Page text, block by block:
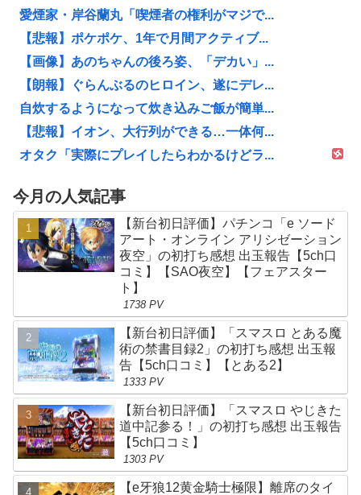
愛煙家・岸谷蘭丸「喫煙者の権利がマジで...
【悲報】ポケポケ、1年で月間アクティブ...
【画像】あのちゃんの後ろ姿、「デカい」...
【朗報】ぐらんぶるのヒロイン、遂にデレ...
自炊するようになって炊き込みご飯が簡単...
【悲報】イオン、大行列ができる…一体何...
オタク「実際にプレイしたらわかるけどラ...
今月の人気記事
【新台初日評価】パチンコ「e ソード
アート・オンライン アリシゼーション
夜空」の初打ち感想 出玉報告【5ch口
コミ】【SAO夜空】【フェアスター
ト】
1738 PV
【新台初日評価】「スマスロ とある魔
術の禁書目録2」の初打ち感想 出玉報
告【5ch口コミ】【とある2】
1333 PV
【新台初日評価】「スマスロ やじきた
道中記参る！」の初打ち感想 出玉報告
【5ch口コミ】
1303 PV
【e牙狼12黄金騎士極限】離席のタイ